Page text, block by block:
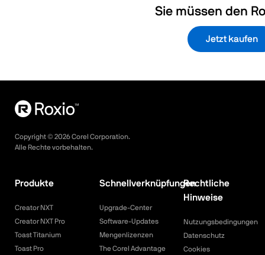
Sie müssen den
Jetzt kaufen
Copyright © 2026Corel Corporation.
Alle Rechte vorbehalten.
Produkte
Creator NXT
Creator NXT Pro
Toast Titanium
Toast Pro
Schnellverknüpfungen
Upgrade-Center
Software-Updates
Mengenlizenzen
The Corel Advantage
Rechtliche
Hinweise
Nutzungsbedingungen
Datenschutz
Cookies